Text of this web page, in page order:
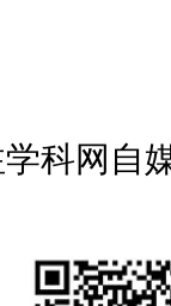
科网自